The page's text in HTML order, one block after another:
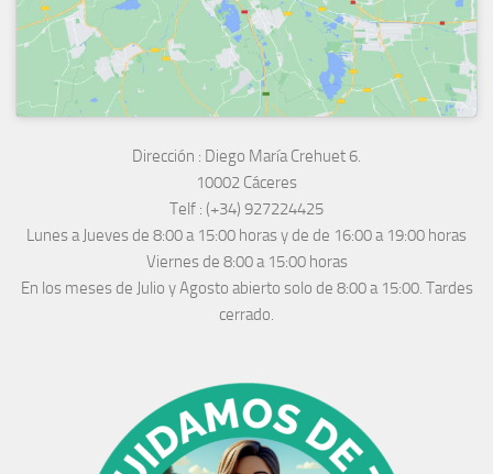
Dirección : Diego María Crehuet 6.
10002 Cáceres
Telf : (+34) 927224425
Lunes a Jueves de 8:00 a 15:00 horas y de de 16:00 a 19:00 horas
Viernes de 8:00 a 15:00 horas
En los meses de Julio y Agosto abierto solo de 8:00 a 15:00. Tardes
cerrado.